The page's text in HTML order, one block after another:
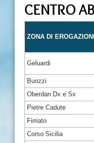
CENTRO
ZONA DI
Geluardi
Buozzi
Oberdan Dx e Sx
Pietre Cadute
Firriato
Corso Sicilia